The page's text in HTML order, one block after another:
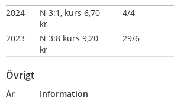
2024
N 3:1, kurs 6,70
kr
4/4
2023
N 3:8 kurs 9,20
kr
29/6
Övrigt
År
Information